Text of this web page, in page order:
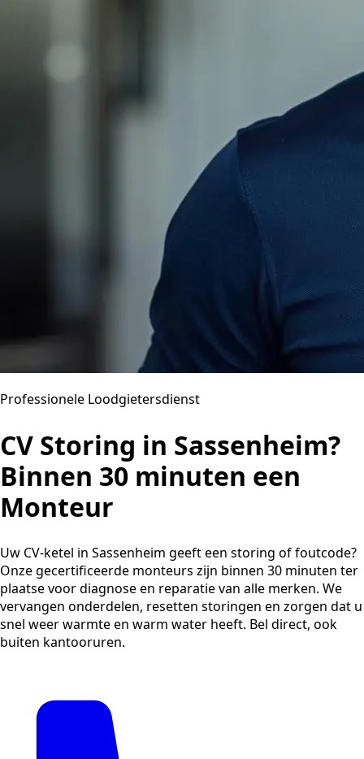
Professionele Loodgietersdienst
CV Storing in Sassenheim?
Binnen 30 minuten een
Monteur
Uw CV-ketel in Sassenheim geeft een storing of foutcode?
Onze gecertificeerde monteurs zijn binnen 30 minuten ter
plaatse voor diagnose en reparatie van alle merken. We
vervangen onderdelen, resetten storingen en zorgen dat u
snel weer warmte en warm water heeft. Bel direct, ook
buiten kantooruren.